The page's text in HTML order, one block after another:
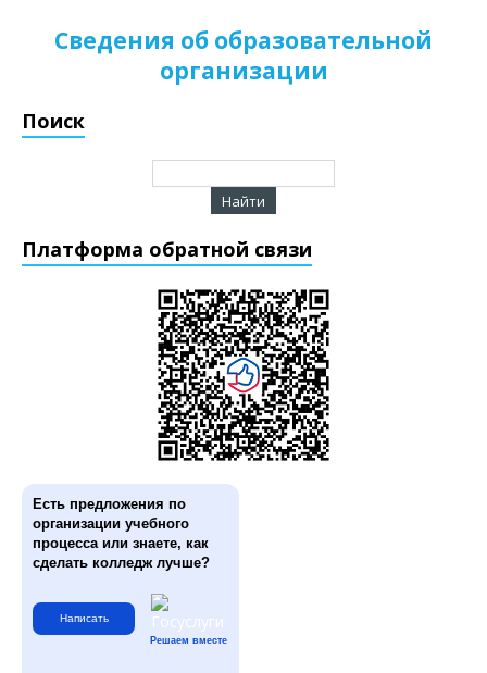
Сведения об образовательной
организации
Поиск
Платформа обратной связи
Есть предложения по
организации учебного
процесса или знаете, как
сделать колледж лучше?
Написать
Решаем вместе